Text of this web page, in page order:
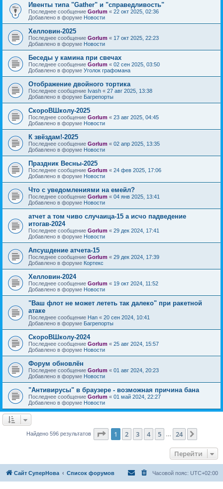
Ивенты типа "Gather" и "справедливость"
Последнее сообщение Gorlum « 22 окт 2025, 02:36
Добавлено в форуме Новости
Хелловин-2025
Последнее сообщение Gorlum « 17 окт 2025, 22:23
Добавлено в форуме Новости
Беседы у камина при свечах
Последнее сообщение Gorlum « 02 сен 2025, 03:50
Добавлено в форуме Уголок графомана
Отображение двойного тортика
Последнее сообщение Ivash « 27 авг 2025, 13:38
Добавлено в форуме Багрепорты
СкороВШколу-2025
Последнее сообщение Gorlum « 23 авг 2025, 04:45
Добавлено в форуме Новости
К звёздам!-2025
Последнее сообщение Gorlum « 02 апр 2025, 13:35
Добавлено в форуме Новости
Праздник Весны-2025
Последнее сообщение Gorlum « 24 фев 2025, 17:06
Добавлено в форуме Новости
Что с уведомлениями на емейл?
Последнее сообщение Gorlum « 04 янв 2025, 13:41
Добавлено в форуме Новости
атчет а том чиво случаица-15 а исчо падведение
итогав-2024
Последнее сообщение Gorlum « 29 дек 2024, 17:41
Добавлено в форуме Новости
Апсушдение атчета-15
Последнее сообщение Gorlum « 29 дек 2024, 17:39
Добавлено в форуме Кортекс
Хелловин-2024
Последнее сообщение Gorlum « 19 окт 2024, 11:52
Добавлено в форуме Новости
"Ваш флот не может лететь так далеко" при ракетной
атаке
Последнее сообщение Han « 20 сен 2024, 10:41
Добавлено в форуме Багрепорты
СкороВШколу-2024
Последнее сообщение Gorlum « 25 авг 2024, 15:57
Добавлено в форуме Новости
Форум обновлён
Последнее сообщение Gorlum « 01 авг 2024, 20:23
Добавлено в форуме Новости
"Антивирусы" в браузере - возможная причина бана
Последнее сообщение Gorlum « 01 май 2024, 22:27
Добавлено в форуме Новости
Найдено 596 результатов Страница из 24
1 2 3 4 5 24
Перейти
Сайт СуперНова Список форумов Часовой пояс: UTC+02:00